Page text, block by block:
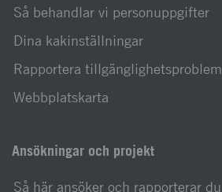
Så behandlar vi personuppgifter
Dina kakinställningar
Rapportera tillgänglighetsproblem
Webbplatskarta
Ansökningar och projekt
Så här ansöker och rapporterar du